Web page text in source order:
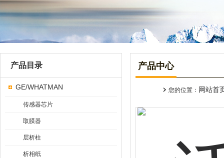
产品目录
GE/WHATMAN
传感器芯片
取膜器
层析柱
析相纸
产品中心
您的位置： 网站首